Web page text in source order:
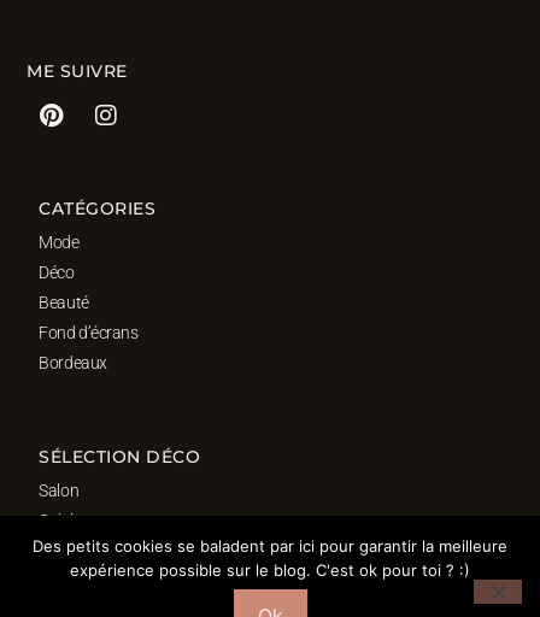
ME SUIVRE
CATÉGORIES
Mode
Déco
Beauté
Fond d’écrans
Bordeaux
SÉLECTION DÉCO
Salon
Cuisine
Salle de bain
Chambre
Des petits cookies se baladent par ici pour garantir la meilleure
expérience possible sur le blog. C'est ok pour toi ? :)